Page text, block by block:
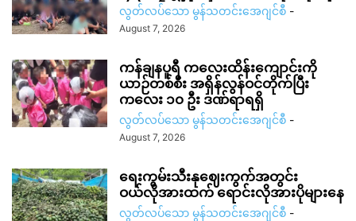
လွတ်လပ်သော မွန်သတင်းအေဂျင်စီ -
August 7, 2026
ကန်ချနပူရီ ကလေးထိန်းကျောင်းကို
ယာဉ်တစ်စီး အရှိန်လွန်ဝင်တိုက်ပြီး
ကလေး ၁၀ ဦး ဒဏ်ရာရရှိ
လွတ်လပ်သော မွန်သတင်းအေဂျင်စီ -
August 7, 2026
ရေးကွမ်းသီးနုဈေးကွက်အတွင်း
ဝယ်လိုအားထက် ရောင်းလိုအားပိုများနေ
လွတ်လပ်သော မွန်သတင်းအေဂျင်စီ -